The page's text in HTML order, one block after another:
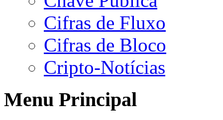
Cifras de Fluxo
Cifras de Bloco
Cripto-Notícias
Menu Principal